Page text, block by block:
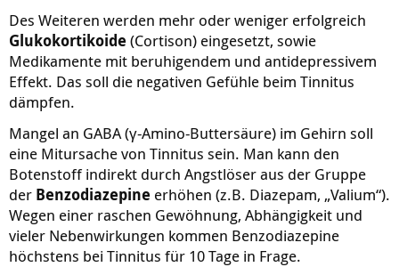
Des Weiteren werden mehr oder weniger erfolgreich
Glukokortikoide (Cortison) eingesetzt, sowie
Medikamente mit beruhigendem und antidepressivem
Effekt. Das soll die negativen Gefühle beim Tinnitus
dämpfen.
Mangel an GABA (γ-Amino-Buttersäure) im Gehirn soll
eine Mitursache von Tinnitus sein. Man kann den
Botenstoff indirekt durch Angstlöser aus der Gruppe
der Benzodiazepine erhöhen (z.B. Diazepam, „Valium“).
Wegen einer raschen Gewöhnung, Abhängigkeit und
vieler Nebenwirkungen kommen Benzodiazepine
höchstens bei Tinnitus für 10 Tage in Frage.